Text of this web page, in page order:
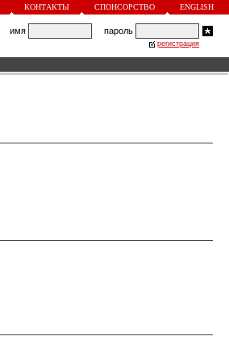
КОНТАКТЫ СПОНСОРСТВО ENGLISH
имя пароль
регистрация